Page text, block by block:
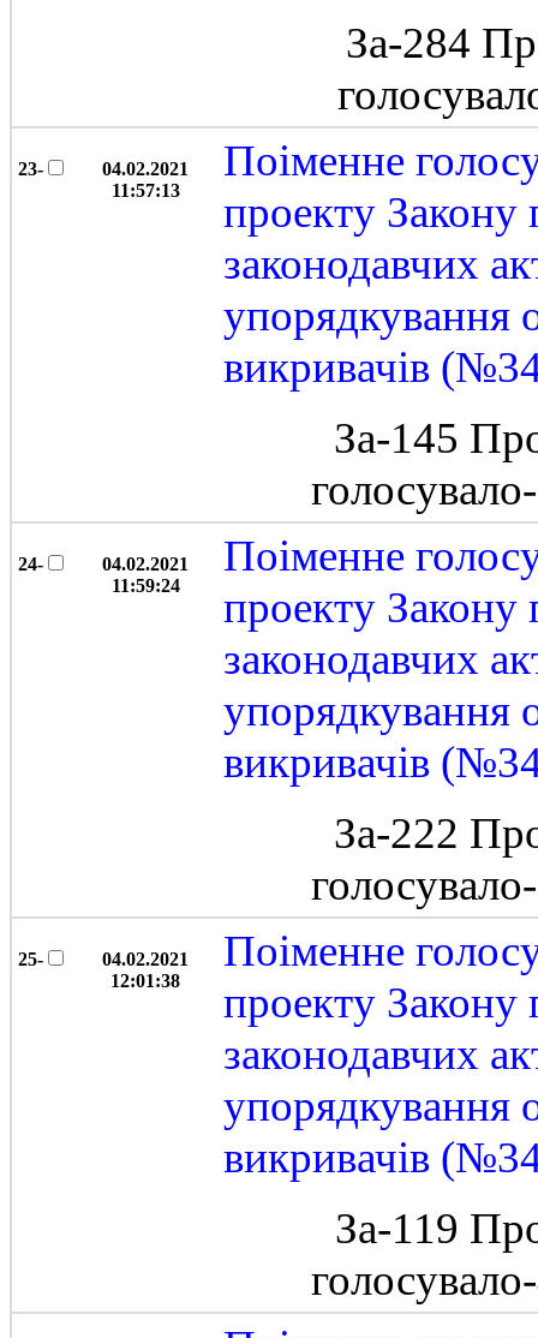
За-284
23-
04.02.2021
11:57:13
Поіменне
проекту Закону
законодавчих
упорядкування
викривачів
За-145
24-
04.02.2021
11:59:24
Поіменне
проекту Закону
законодавчих
упорядкування
викривачів
За-222
25-
04.02.2021
12:01:38
Поіменне
проекту Закону
законодавчих
упорядкування
викривачів
За-119